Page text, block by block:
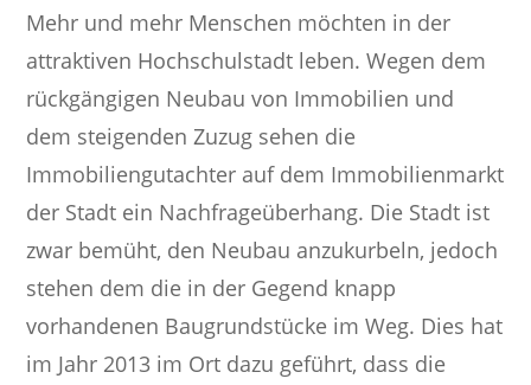
Mehr und mehr Menschen möchten in der
attraktiven Hochschulstadt leben. Wegen dem
rückgängigen Neubau von Immobilien und
dem steigenden Zuzug sehen die
Immobiliengutachter auf dem Immobilienmarkt
der Stadt ein Nachfrageüberhang. Die Stadt ist
zwar bemüht, den Neubau anzukurbeln, jedoch
stehen dem die in der Gegend knapp
vorhandenen Baugrundstücke im Weg. Dies hat
im Jahr 2013 im Ort dazu geführt, dass die